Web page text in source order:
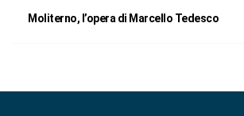
Moliterno, l’opera di Marcello Tedesco